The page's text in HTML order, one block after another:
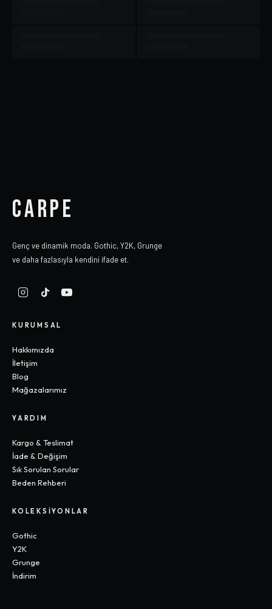
CARPE
Genç ve dinamik moda. Gothic, Y2K, Grunge
ve daha fazlasıyla kendini ifade et.
KURUMSAL
Hakkımızda
İletişim
Blog
Mağazalarımız
YARDIM
Kargo & Teslimat
İade & Değişim
Sık Sorulan Sorular
Beden Rehberi
KOLEKSIYONLAR
Gothic
Y2K
Grunge
İndirim